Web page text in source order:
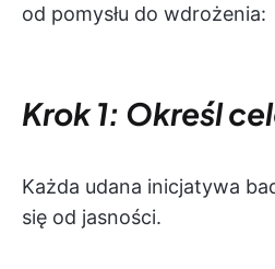
od pomysłu do wdrożenia:
Krok 1: Określ
Każda udana inicjatywa
się od jasności.